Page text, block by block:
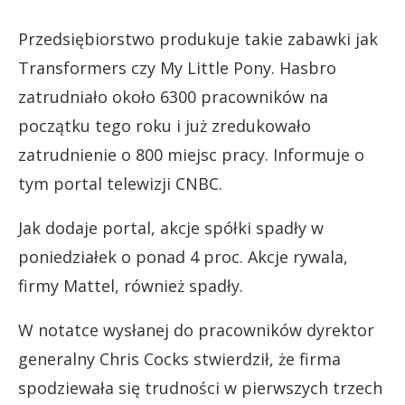
Przedsiębiorstwo produkuje takie zabawki jak
Transformers czy My Little Pony. Hasbro
zatrudniało około 6300 pracowników na
początku tego roku i już zredukowało
zatrudnienie o 800 miejsc pracy. Informuje o
tym portal telewizji CNBC.
Jak dodaje portal, akcje spółki spadły w
poniedziałek o ponad 4 proc. Akcje rywala,
firmy Mattel, również spadły.
W notatce wysłanej do pracowników dyrektor
generalny Chris Cocks stwierdził, że firma
spodziewała się trudności w pierwszych trzech